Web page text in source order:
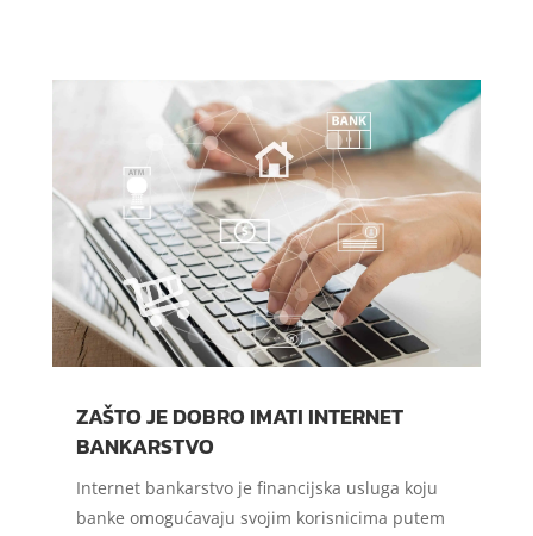
ZAŠTO JE DOBRO IMATI INTERNET
BANKARSTVO
Internet bankarstvo je financijska usluga koju
banke omogućavaju svojim korisnicima putem